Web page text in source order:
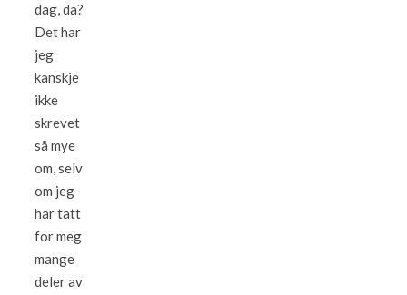
dag, da?
Det har
jeg
kanskje
ikke
skrevet
så mye
om, selv
om jeg
har tatt
for meg
mange
deler av